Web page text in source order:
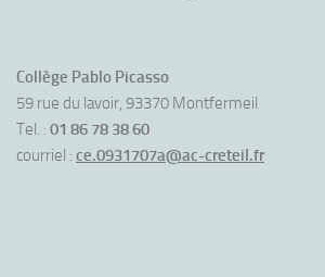
Collège Pablo Picasso
59 rue du lavoir, 93370 Montfermeil
Tel. : 01 86 78 38 60
courriel : ce.0931707a@ac-creteil.fr